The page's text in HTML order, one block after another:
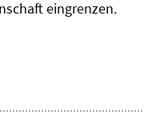
eingrenzen.